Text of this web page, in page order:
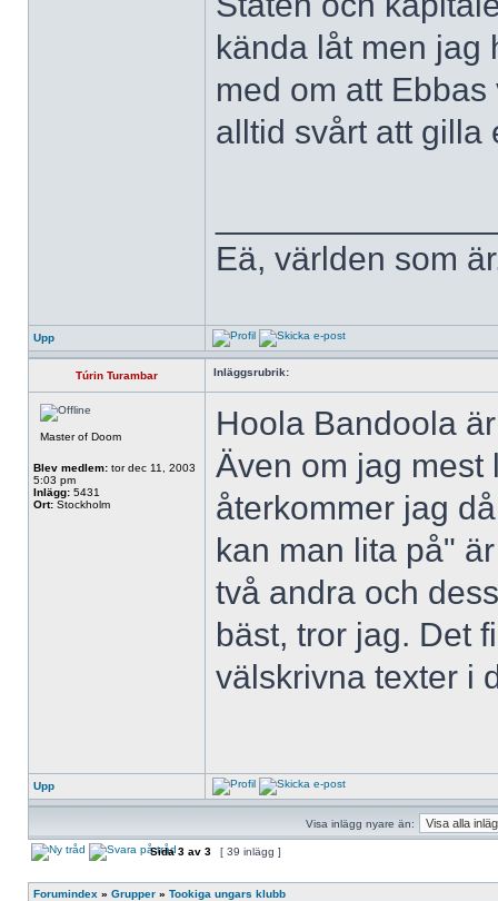
kända låt men jag
med om att
alltid svårt att
Eä, världen som
Upp
Túrin Turambar Inläggsrubrik:
Master of Doom
Blev medlem: tor dec 11, 2003
5:03 pm
Inlägg: 5431
Ort: Stockholm
Hoola Bandoola
Även om jag mest
återkommer jag
kan man lita på"
två andra och
bäst, tror jag. Det
välskrivna texter i
Upp
Visa inlägg nyare än:
Sida3 av 3 [ 39 inlägg ]
Forumindex » Grupper » Tookiga ungars klubb